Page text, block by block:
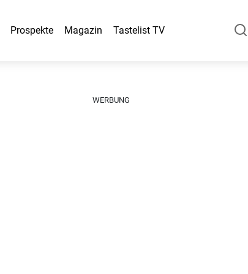
Prospekte Magazin Tastelist TV
WERBUNG